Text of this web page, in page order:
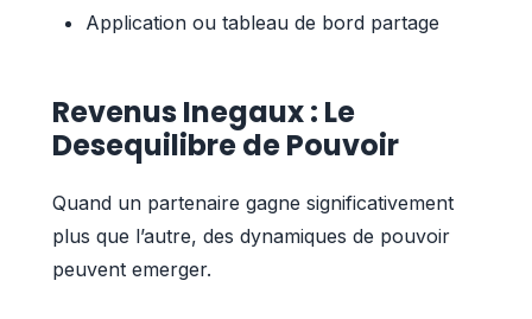
Application ou tableau de bord partage
Revenus Inegaux : Le
Desequilibre de Pouvoir
Quand un partenaire gagne significativement
plus que l’autre, des dynamiques de pouvoir
peuvent emerger.